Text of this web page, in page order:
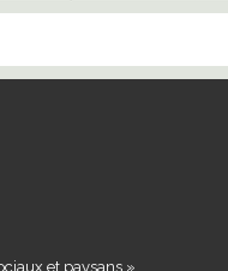
et paysans »